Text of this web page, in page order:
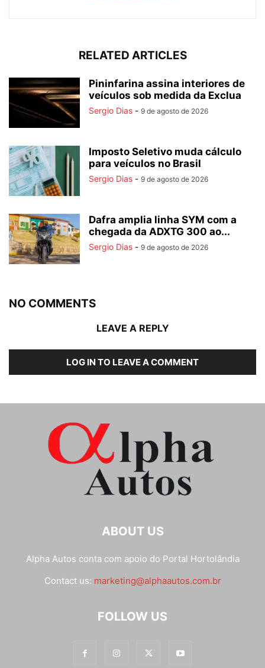
RELATED ARTICLES
Pininfarina assina interiores de
veículos sob medida da Exclua
Sergio Dias - 9 de agosto de 2026
Imposto Seletivo muda cálculo
para veículos no Brasil
Sergio Dias - 9 de agosto de 2026
Dafra amplia linha SYM com a
chegada da ADXTG 300 ao...
Sergio Dias - 9 de agosto de 2026
NO COMMENTS
LEAVE A REPLY
LOG IN TO LEAVE A COMMENT
ABOUT US
Alpha Autos conta com apoio do Portal Hortolândia
Contact us: marketing@alphaautos.com.br
FOLLOW US